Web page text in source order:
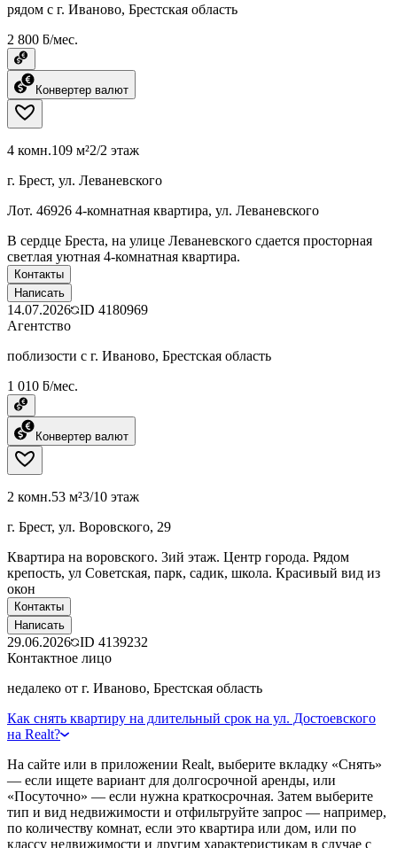
рядом с г. Иваново, Брестская область
2 800 ƃ/мес.
Конвертер валют
4 комн.109 м²2/2 этаж
г. Брест, ул. Леваневского
Лот. 46926 4-комнатная квартира, ул. Леваневского
В сердце Бреста, на улице Леваневского сдается просторная
светлая уютная 4-комнатная квартира.
Контакты
Написать
14.07.2026 ID 4180969
Агентство
поблизости с г. Иваново, Брестская область
1 010 ƃ/мес.
Конвертер валют
2 комн.53 м²3/10 этаж
г. Брест, ул. Воровского, 29
Квартира на воровского. 3ий этаж. Центр города. Рядом
крепость, ул Советская, парк, садик, школа. Красивый вид из
окон
Контакты
Написать
29.06.2026 ID 4139232
Контактное лицо
недалеко от г. Иваново, Брестская область
Как снять квартиру на длительный срок на ул. Достоевского
на Realt?
На сайте или в приложении Realt, выберите вкладку «Снять»
— если ищете вариант для долгосрочной аренды, или
«Посуточно» — если нужна краткосрочная. Затем выберите
тип и вид недвижимости и отфильтруйте запрос — например,
по количеству комнат, если это квартира или дом, или по
классу недвижимости и другим характеристикам в случае с